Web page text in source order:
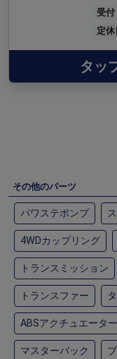
受付
定休
タッ
その他のパーツ
パワステポンプ
4WDカップリング
トランスミッション
トランスファー
ABSアクチュエーター
マスターバック